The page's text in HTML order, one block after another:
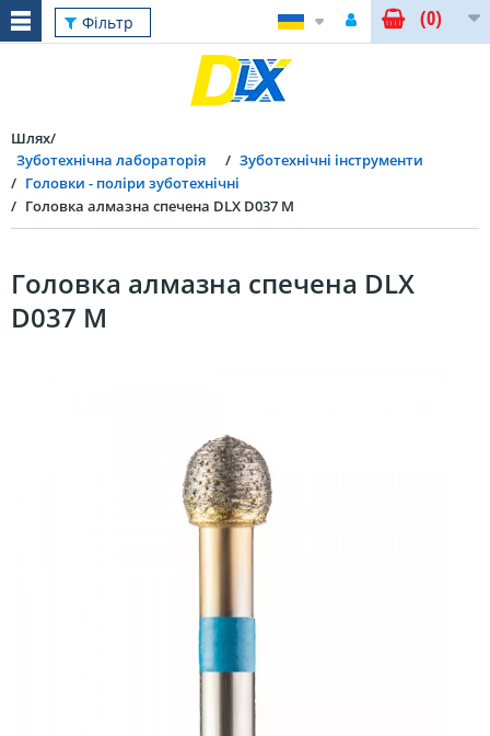
Фільтр (0)
Шлях
Зуботехнічна лабораторія
Зуботехнічні інструменти
Головки - поліри зуботехнічні
Головка алмазна спечена DLX D037 M
Головка алмазна спечена DLX
D037 M